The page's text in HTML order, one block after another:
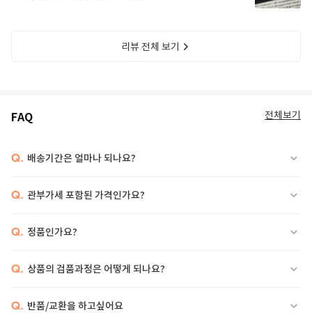
리뷰 전체 보기
FAQ 전체보기
Q. 배송기간은 얼마나 되나요?
Q. 관부가세 포함된 가격인가요?
Q. 정품인가요?
Q. 상품의 검품과정은 어떻게 되나요?
Q. 반품/교환을 하고싶어요